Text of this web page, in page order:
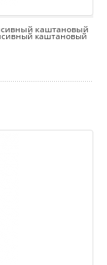
каштановый
каштановый